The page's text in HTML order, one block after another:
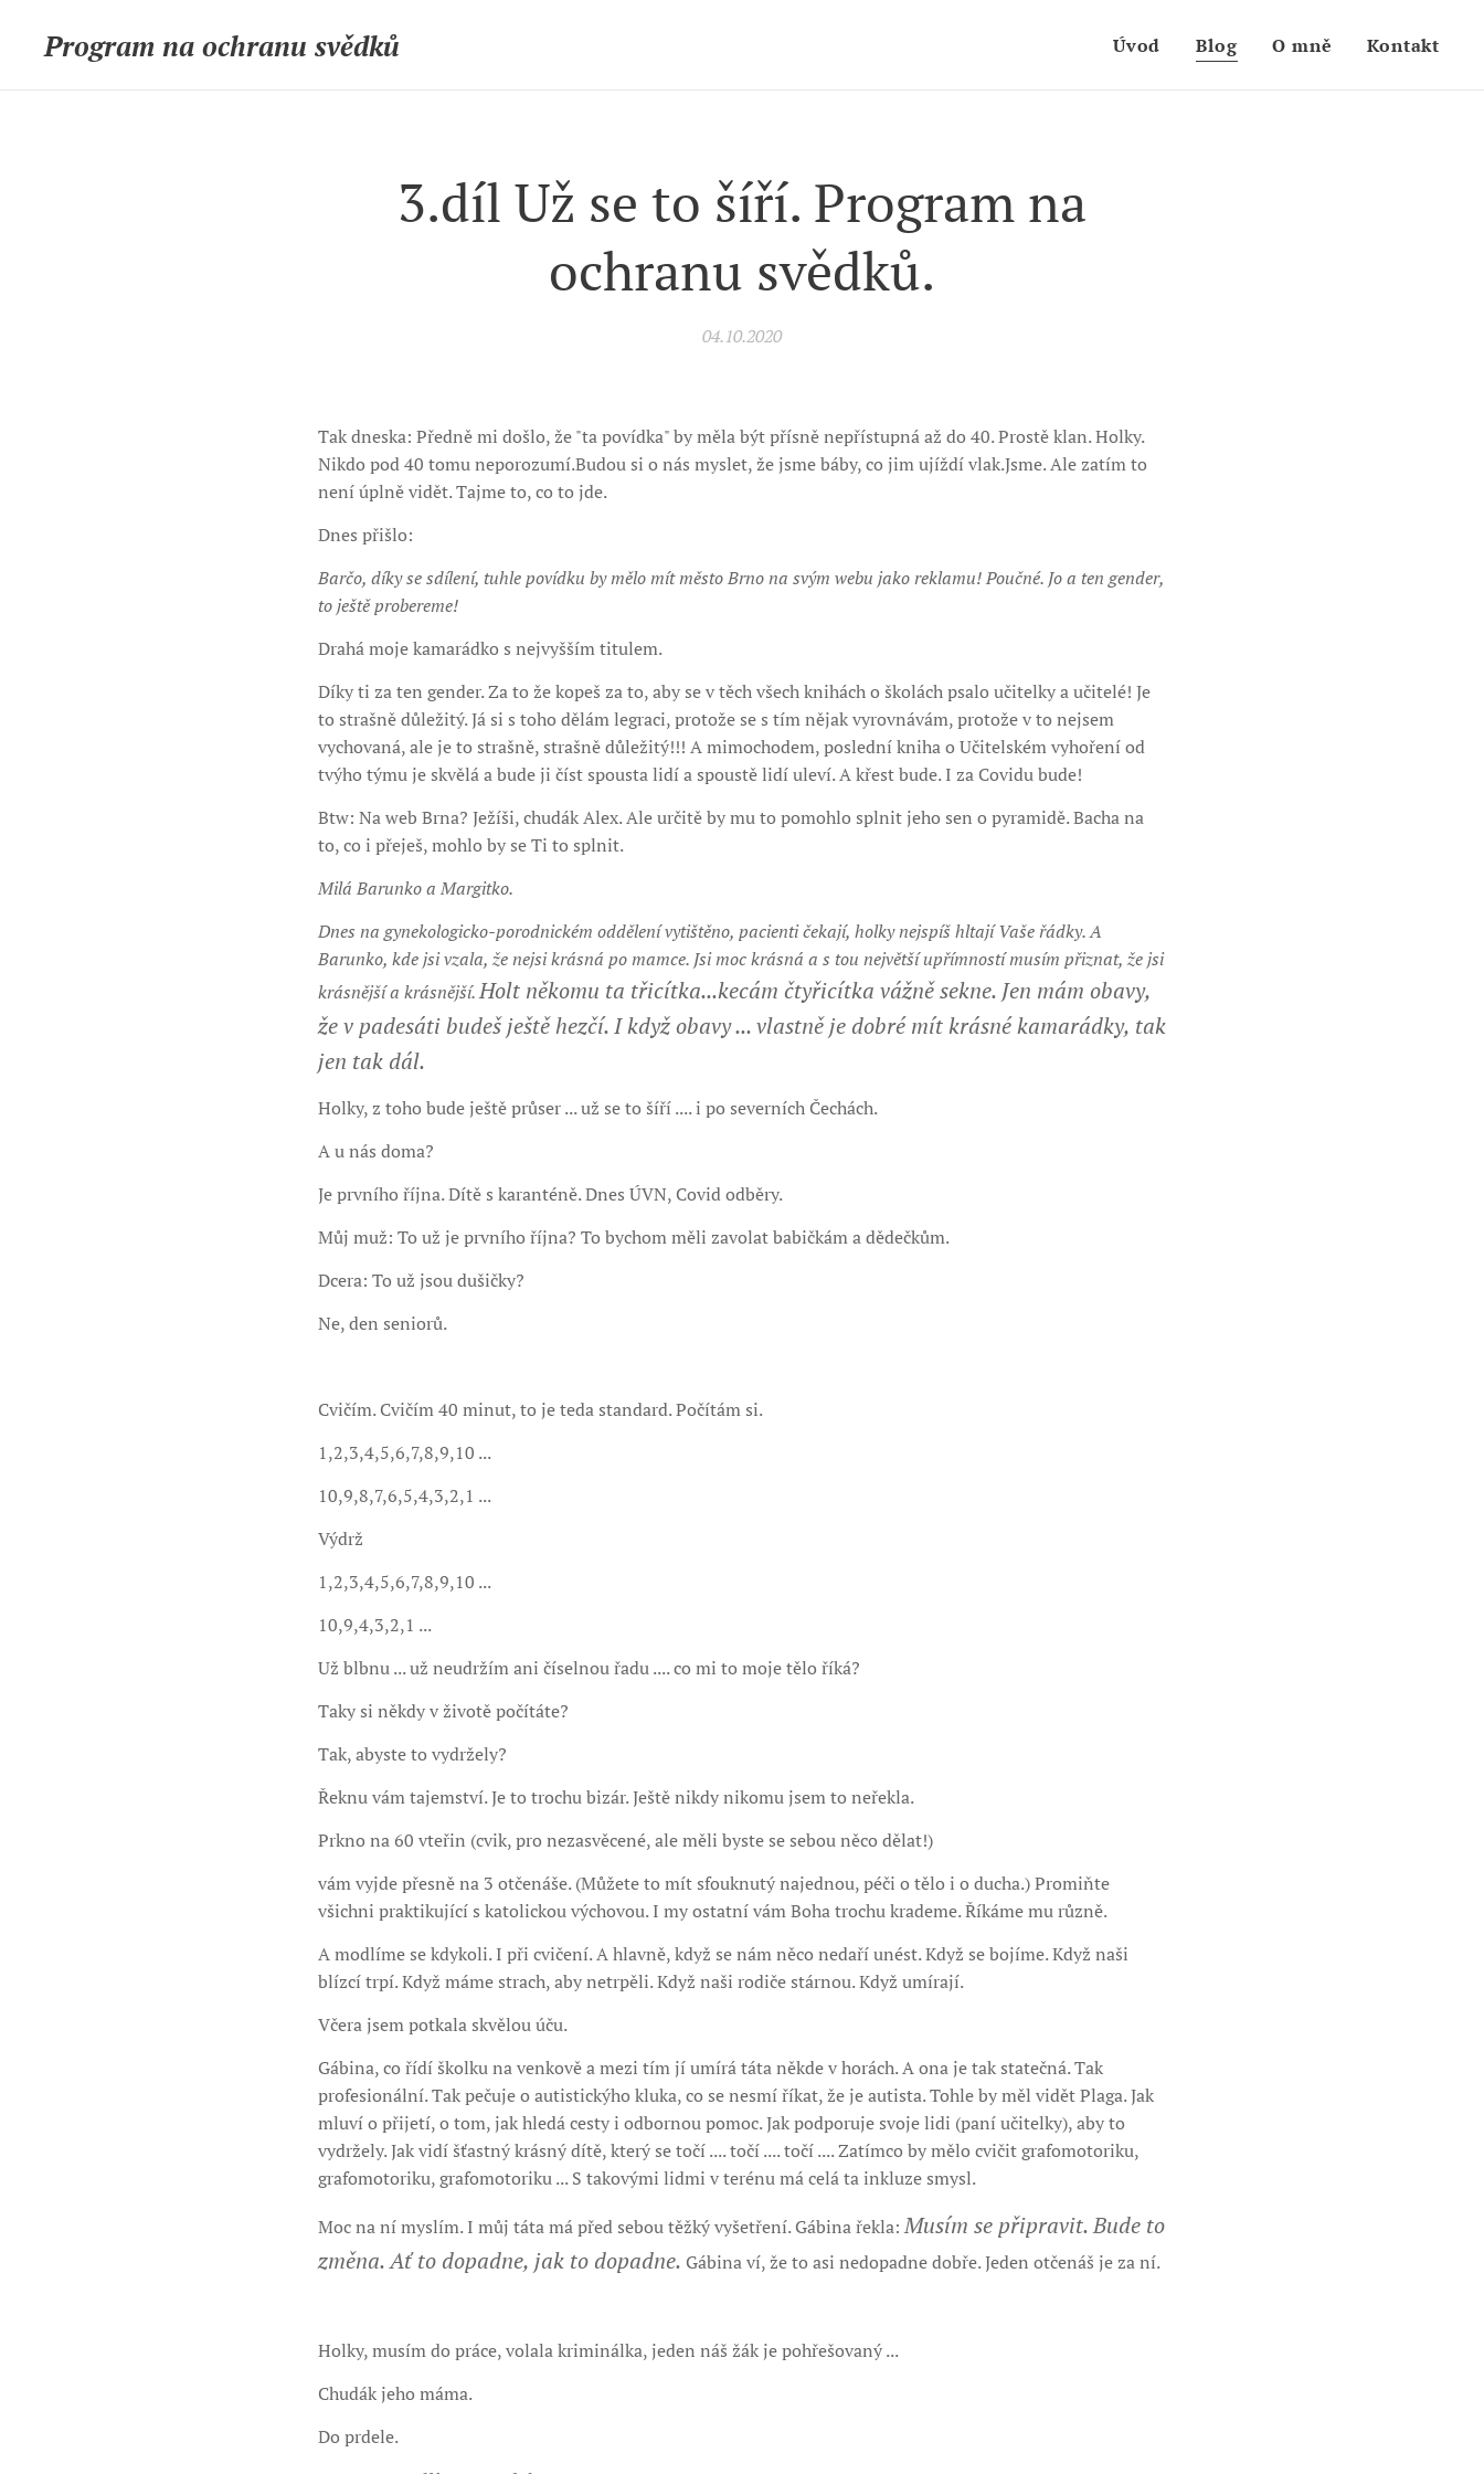
Program na ochranu svědků Úvod Blog O mně Kontakt
3.díl Už se to šíří. Program na
ochranu svědků.
04.10.2020
Tak dneska: Předně mi došlo, že "ta povídka" by měla být přísně nepřístupná až do 40. Prostě klan. Holky.
Nikdo pod 40 tomu neporozumí.Budou si o nás myslet, že jsme báby, co jim ujíždí vlak.Jsme. Ale zatím to
není úplně vidět. Tajme to, co to jde.
Dnes přišlo:
Barčo, díky se sdílení, tuhle povídku by mělo mít město Brno na svým webu jako reklamu! Poučné. Jo a ten gender,
to ještě probereme!
Drahá moje kamarádko s nejvyšším titulem.
Díky ti za ten gender. Za to že kopeš za to, aby se v těch všech knihách o školách psalo učitelky a učitelé! Je
to strašně důležitý. Já si s toho dělám legraci, protože se s tím nějak vyrovnávám, protože v to nejsem
vychovaná, ale je to strašně, strašně důležitý!!! A mimochodem, poslední kniha o Učitelském vyhoření od
tvýho týmu je skvělá a bude ji číst spousta lidí a spoustě lidí uleví. A křest bude. I za Covidu bude!
Btw: Na web Brna? Ježíši, chudák Alex. Ale určitě by mu to pomohlo splnit jeho sen o pyramidě. Bacha na
to, co i přeješ, mohlo by se Ti to splnit.
Milá Barunko a Margitko.
Dnes na gynekologicko-porodnickém oddělení vytištěno, pacienti čekají, holky nejspíš hltají Vaše řádky. A
Barunko, kde jsi vzala, že nejsi krásná po mamce. Jsi moc krásná a s tou největší upřímností musím přiznat, že jsi
krásnější a krásnější.Holt někomu ta třicítka...kecám čtyřicítka vážně sekne. Jen mám obavy,
že v padesáti budeš ještě hezčí.I když obavy ... vlastně je dobré mít krásné kamarádky, tak
jen tak dál.
Holky, z toho bude ještě průser ... už se to šíří .... i po severních Čechách.
A u nás doma?
Je prvního října. Dítě s karanténě. Dnes ÚVN, Covid odběry.
Můj muž: To už je prvního října? To bychom měli zavolat babičkám a dědečkům.
Dcera: To už jsou dušičky?
Ne, den seniorů.
Cvičím. Cvičím 40 minut, to je teda standard. Počítám si.
1,2,3,4,5,6,7,8,9,10 ...
10,9,8,7,6,5,4,3,2,1 ...
Výdrž
1,2,3,4,5,6,7,8,9,10 ...
10,9,4,3,2,1 ...
Už blbnu ... už neudržím ani číselnou řadu .... co mi to moje tělo říká?
Taky si někdy v životě počítáte?
Tak, abyste to vydržely?
Řeknu vám tajemství. Je to trochu bizár. Ještě nikdy nikomu jsem to neřekla.
Prkno na 60 vteřin (cvik, pro nezasvěcené, ale měli byste se sebou něco dělat!)
vám vyjde přesně na 3 otčenáše. (Můžete to mít sfouknutý najednou, péči o tělo i o ducha.) Promiňte
všichni praktikující s katolickou výchovou. I my ostatní vám Boha trochu krademe. Říkáme mu různě.
A modlíme se kdykoli. I při cvičení. A hlavně, když se nám něco nedaří unést. Když se bojíme. Když naši
blízcí trpí. Když máme strach, aby netrpěli. Když naši rodiče stárnou. Když umírají.
Včera jsem potkala skvělou úču.
Gábina, co řídí školku na venkově a mezi tím jí umírá táta někde v horách. A ona je tak statečná. Tak
profesionální. Tak pečuje o autistickýho kluka, co se nesmí říkat, že je autista. Tohle by měl vidět Plaga. Jak
mluví o přijetí, o tom, jak hledá cesty i odbornou pomoc. Jak podporuje svoje lidi (paní učitelky), aby to
vydržely. Jak vidí šťastný krásný dítě, který se točí .... točí .... točí .... Zatímco by mělo cvičit grafomotoriku,
grafomotoriku, grafomotoriku ... S takovými lidmi v terénu má celá ta inkluze smysl.
Moc na ní myslím. I můj táta má před sebou těžký vyšetření. Gábina řekla:Musím se připravit. Bude to
změna.Ať to dopadne, jak to dopadne. Gábina ví, že to asi nedopadne dobře. Jeden otčenáš je za ní.
Holky, musím do práce, volala kriminálka, jeden náš žák je pohřešovaný ...
Chudák jeho máma.
Do prdele.